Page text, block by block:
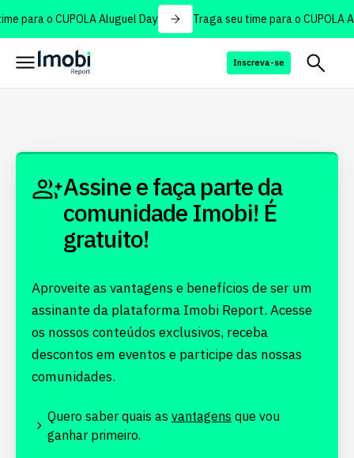
para o CUPOLA Aluguel Day Traga seu time para o CUPOLA
Inscreva-se
Assine e faça parte da
comunidade Imobi! É
gratuito!
Aproveite as vantagens e benefícios de ser um
assinante da plataforma Imobi Report. Acesse
os nossos conteúdos exclusivos, receba
descontos em eventos e participe das nossas
comunidades.
Quero saber quais as vantagens que vou
ganhar primeiro.